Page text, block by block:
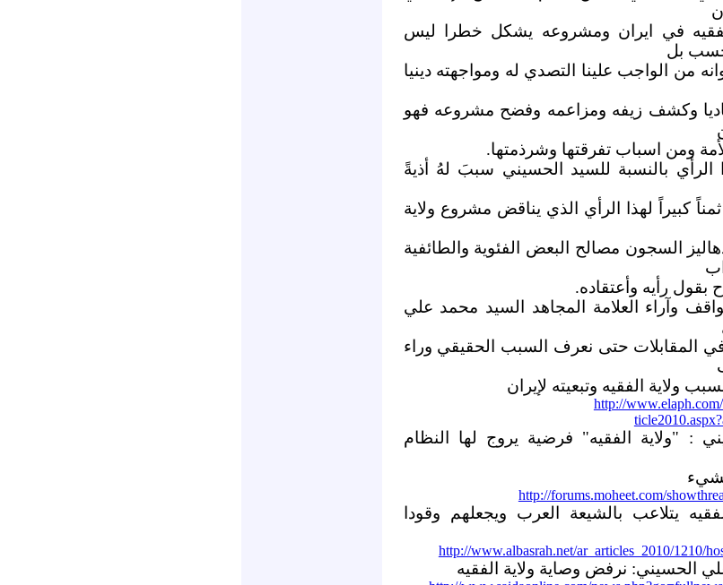
في ايران ومشروعه يشكل خطرا ليس
بل
من الواجب علينا التصدي له ومواجهته دينيا
وكشف زيفه ومزاعمه وفضح مشروعه فهو
ومن اسباب تفرقتها وشرذمتها.
الرأي بالنسبة للسيد الحسيني سببَ لهُ أذيةً
كبيراً لهذا الرأي الذي يناقض مشروع ولاية
السجون مصالح البعض الفئوية والطائفية
بقول رأيه وأعتقاده.
وآراء العلامة المجاهد السيد محمد علي
في المقابلات حتى نعرف السبب الحقيقي وراء
ولاية الفقيه وتبعيته لإيران
http://
: "ولاية الفقيه" فرضية يروج لها النظام
http://forums.moheet.com/
يتلاعب بالشيعة العرب ويجعلهم وقودا
http://www.albasrah.net/ar_articles_2010/1210/
الحسيني: نرفض وصاية ولاية الفقيه